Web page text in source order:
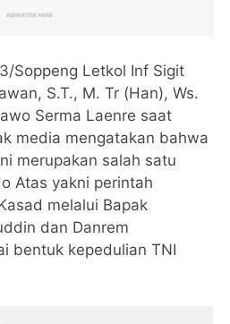
Soppeng Letkol Inf Sigit
S.T., M. Tr (Han), Ws.
Serma Laenre saat
media mengatakan bahwa
merupakan salah satu
Atas yakni perintah
melalui Bapak
dan Danrem
bentuk kepedulian TNI